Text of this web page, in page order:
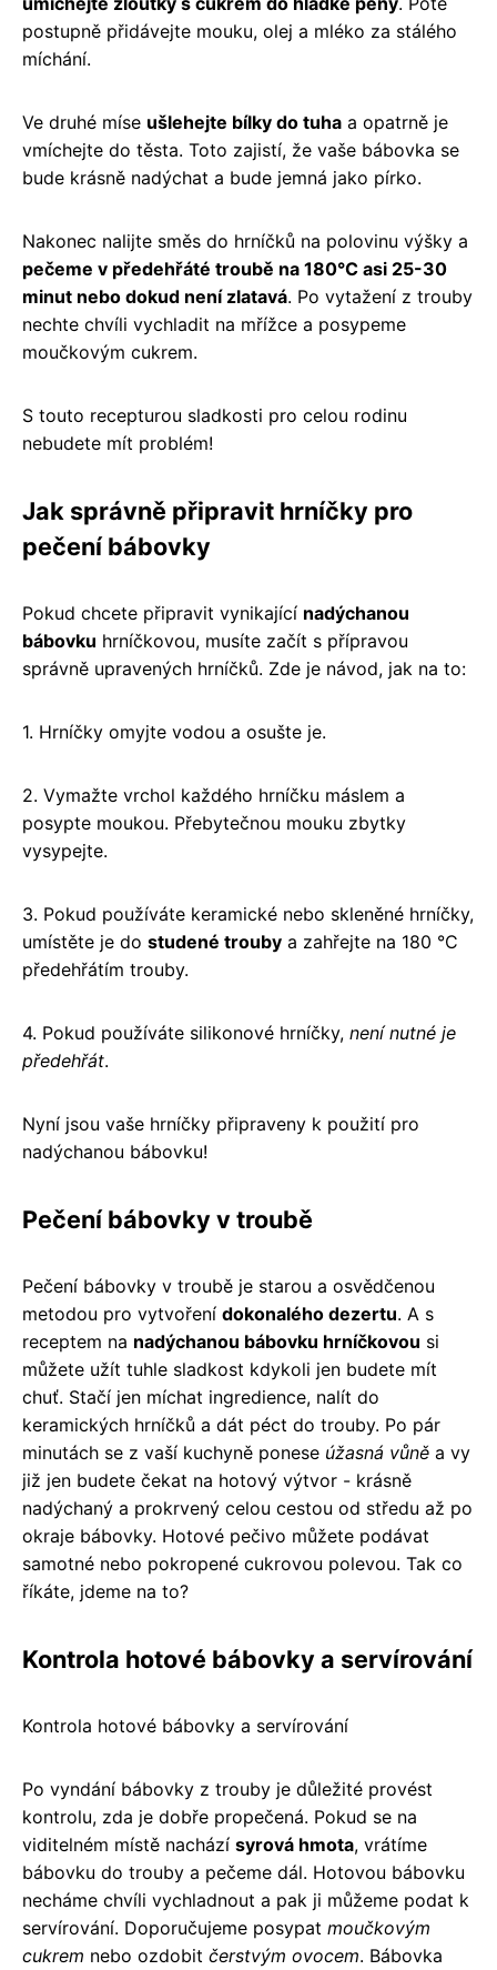
postupně přidávejte mouku, olej a mléko za stálého
míchání.
Ve druhé míse ušlehejte bílky do tuha a opatrně je
vmíchejte do těsta. Toto zajistí, že vaše bábovka se
bude krásně nadýchat a bude jemná jako pírko.
Nakonec nalijte směs do hrníčků na polovinu výšky a
pečeme v předehřáté troubě na 180°C asi 25-30
minut nebo dokud není zlatavá. Po vytažení z trouby
nechte chvíli vychladit na mřížce a posypeme
moučkovým cukrem.
S touto recepturou sladkosti pro celou rodinu
nebudete mít problém!
Jak správně připravit hrníčky pro
pečení bábovky
Pokud chcete připravit vynikající nadýchanou
bábovku hrníčkovou, musíte začít s přípravou
správně upravených hrníčků. Zde je návod, jak na to:
1. Hrníčky omyjte vodou a osušte je.
2. Vymažte vrchol každého hrníčku máslem a
posypte moukou. Přebytečnou mouku zbytky
vysypejte.
3. Pokud používáte keramické nebo skleněné hrníčky,
umístěte je do studené trouby a zahřejte na 180 °C
předehřátím trouby.
4. Pokud používáte silikonové hrníčky, není nutné je
předehřát.
Nyní jsou vaše hrníčky připraveny k použití pro
nadýchanou bábovku!
Pečení bábovky v troubě
Pečení bábovky v troubě je starou a osvědčenou
metodou pro vytvoření dokonalého dezertu. A s
receptem na nadýchanou bábovku hrníčkovou si
můžete užít tuhle sladkost kdykoli jen budete mít
chuť. Stačí jen míchat ingredience, nalít do
keramických hrníčků a dát péct do trouby. Po pár
minutách se z vaší kuchyně ponese úžasná vůně a vy
již jen budete čekat na hotový výtvor - krásně
nadýchaný a prokrvený celou cestou od středu až po
okraje bábovky. Hotové pečivo můžete podávat
samotné nebo pokropené cukrovou polevou. Tak co
říkáte, jdeme na to?
Kontrola hotové bábovky a servírování
Kontrola hotové bábovky a servírování
Po vyndání bábovky z trouby je důležité provést
kontrolu, zda je dobře propečená. Pokud se na
viditelném místě nachází syrová hmota, vrátíme
bábovku do trouby a pečeme dál. Hotovou bábovku
necháme chvíli vychladnout a pak ji můžeme podat k
servírování. Doporučujeme posypat moučkovým
cukrem nebo ozdobit čerstvým ovocem. Bábovka